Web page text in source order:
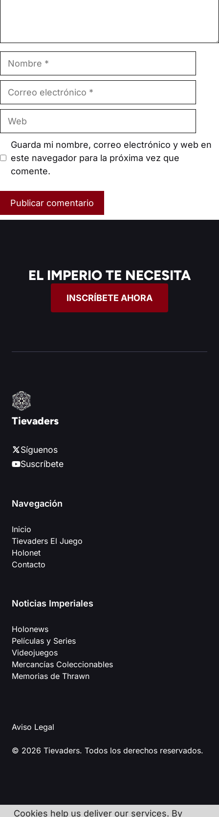
Correo
Guarda mi nombre, correo electrónico y web en
este navegador para la próxima vez que
comente.
EL IMPERIO TE NECESITA
INSCRÍBETE AHORA
Tievaders
Síguenos
Suscríbete
Navegación
Inicio
Tievaders El Juego
Holonet
Contacto
Noticias Imperiales
Holonews
Películas y Series
Videojuegos
Mercancías Coleccionables
Memorias de Thrawn
© 2026 Tievaders. Todos los derechos reservados.
Aviso Legal
Cookies help us deliver our services. By